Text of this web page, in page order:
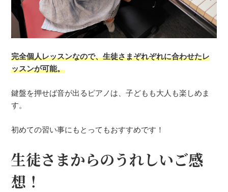
完全個人レッスンなので、生徒さまぞれぞれに合わせたレ
ッスンが可能。
鍵盤を押せば音が出るピアノは、子どもも大人も楽しめま
す。
初めての習い事にもとってもおすすめです！
生徒さまからのうれしいご感
想！